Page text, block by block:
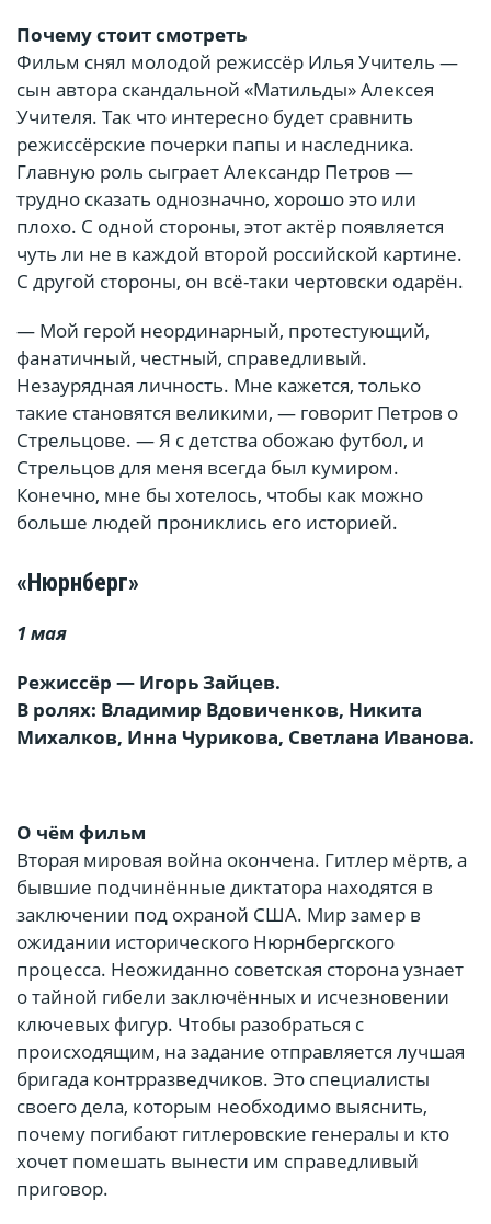
Почему стоит смотреть
Фильм снял молодой режиссёр Илья Учитель —
сын автора скандальной «Матильды» Алексея
Учителя. Так что интересно будет сравнить
режиссёрские почерки папы и наследника.
Главную роль сыграет Александр Петров —
трудно сказать однозначно, хорошо это или
плохо. С одной стороны, этот актёр появляется
чуть ли не в каждой второй российской картине.
С другой стороны, он всё-таки чертовски одарён.
— Мой герой неординарный, протестующий,
фанатичный, честный, справедливый.
Незаурядная личность. Мне кажется, только
такие становятся великими, — говорит Петров о
Стрельцове. — Я с детства обожаю футбол, и
Стрельцов для меня всегда был кумиром.
Конечно, мне бы хотелось, чтобы как можно
больше людей прониклись его историей.
«Нюрнберг»
1 мая
Режиссёр — Игорь Зайцев.
В ролях: Владимир Вдовиченков, Никита
Михалков, Инна Чурикова, Светлана Иванова.
О чём фильм
Вторая мировая война окончена. Гитлер мёртв, а
бывшие подчинённые диктатора находятся в
заключении под охраной США. Мир замер в
ожидании исторического Нюрнбергского
процесса. Неожиданно советская сторона узнает
о тайной гибели заключённых и исчезновении
ключевых фигур. Чтобы разобраться с
происходящим, на задание отправляется лучшая
бригада контрразведчиков. Это специалисты
своего дела, которым необходимо выяснить,
почему погибают гитлеровские генералы и кто
хочет помешать вынести им справедливый
приговор.